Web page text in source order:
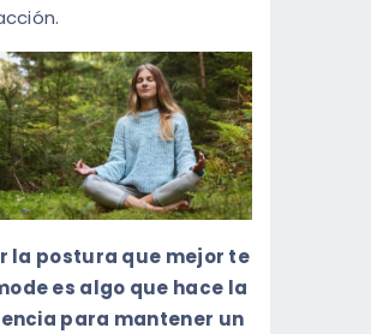
la postura que mejor te
es algo que hace la
para mantener un